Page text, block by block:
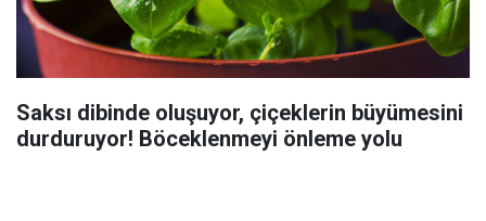
Saksı dibinde oluşuyor, çiçeklerin büyümesini
durduruyor! Böceklenmeyi önleme yolu